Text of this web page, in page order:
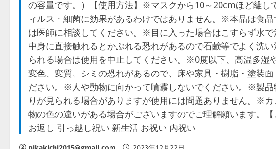
の容量です。）【使用方法】※マスクから10～20cmほど離
ィルス・細菌に効果があるわけではありません。※本品は食
は医師に相談してください。※目に入った場合はこすらず水
中身に直接触れるとかぶれる恐れがあるので石鹸等でよく洗
られる場合は使用を中止してください。※0度以下、高温多
変色、変質、シミの恐れがあるので、床や家具・樹脂・塗装
ださい。※人や動物に向かって噴霧しないでください。※製
りが見られる場合がありますが使用には問題ありません。※
物の色の違いがある場合がございますのでご理解願います。
お返し 引っ越し祝い 新生活 お祝い 内祝い